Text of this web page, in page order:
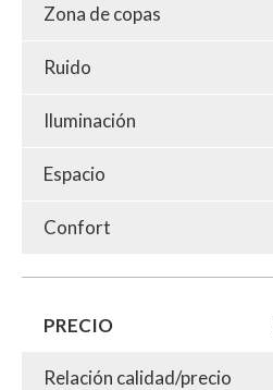
Zona de copas
Ruido
Iluminación
Espacio
Confort
PRECIO
Relación calidad/precio